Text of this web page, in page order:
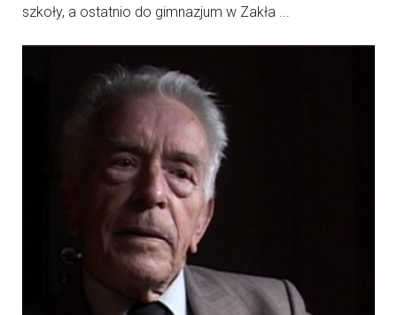
szkoły, a ostatnio do gimnazjum w Zakła ...